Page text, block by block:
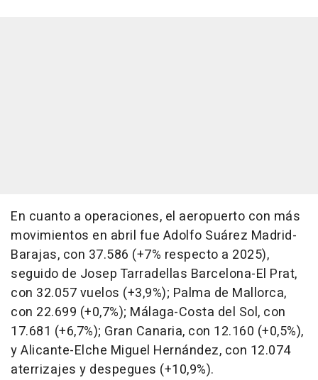
En cuanto a operaciones, el aeropuerto con más
movimientos en abril fue Adolfo Suárez Madrid-
Barajas, con 37.586 (+7% respecto a 2025),
seguido de Josep Tarradellas Barcelona-El Prat,
con 32.057 vuelos (+3,9%); Palma de Mallorca,
con 22.699 (+0,7%); Málaga-Costa del Sol, con
17.681 (+6,7%); Gran Canaria, con 12.160 (+0,5%),
y Alicante-Elche Miguel Hernández, con 12.074
aterrizajes y despegues (+10,9%).